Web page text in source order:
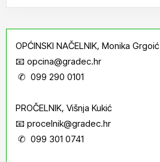
OPĆINSKI NAČELNIK, Monika Grgoić
📧 opcina@gradec.hr
✆ 099 290 0101
PROČELNIK, Višnja Kukić
📧 procelnik@gradec.hr
✆ 099 301 0741